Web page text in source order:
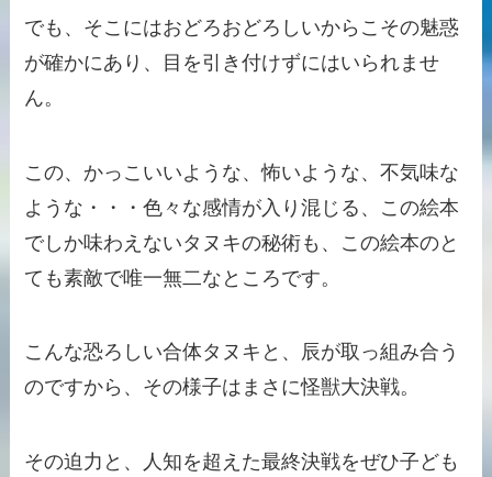
でも、そこにはおどろおどろしいからこその魅惑
が確かにあり、目を引き付けずにはいられませ
ん。
この、かっこいいような、怖いような、不気味な
ような・・・色々な感情が入り混じる、この絵本
でしか味わえないタヌキの秘術も、この絵本のと
ても素敵で唯一無二なところです。
こんな恐ろしい合体タヌキと、辰が取っ組み合う
のですから、その様子はまさに怪獣大決戦。
その迫力と、人知を超えた最終決戦をぜひ子ども